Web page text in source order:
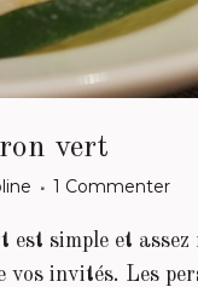
vert
1 Commenter
est simple et
invités. Les